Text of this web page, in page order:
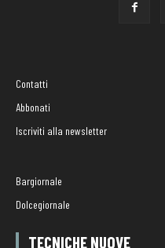
Contatti
Abbonati
Iscriviti alla newsletter
Bargiornale
Dolcegiornale
TECNICHE NUOVE